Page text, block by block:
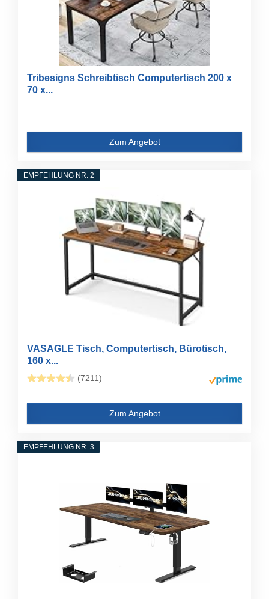
Tribesigns Schreibtisch Computertisch 200 x
70 x...
Zum Angebot
EMPFEHLUNG NR. 2
VASAGLE Tisch, Computertisch, Bürotisch,
160 x...
(7211)
Zum Angebot
EMPFEHLUNG NR. 3